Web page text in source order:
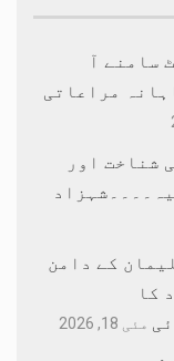
سامنے آ
مراعاتی
شناخت اور
کے دامن
کا
مئی 18, 2026